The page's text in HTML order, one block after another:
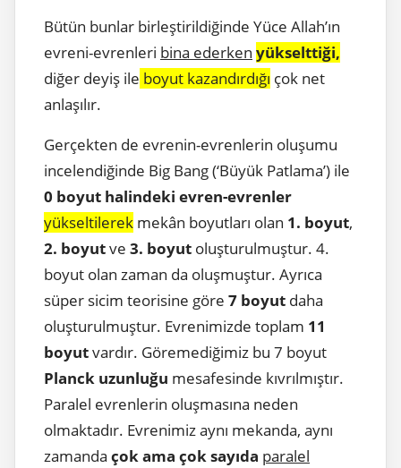
Bütün bunlar birleştirildiğinde Yüce Allah’ın
evreni-evrenleri bina ederken yükselttiği,
diğer deyiş ile boyut kazandırdığı çok net
anlaşılır.
Gerçekten de evrenin-evrenlerin oluşumu
incelendiğinde Big Bang (‘Büyük Patlama’) ile
0 boyut halindeki evren-evrenler
yükseltilerek mekân boyutları olan 1. boyut,
2. boyutve 3. boyut oluşturulmuştur. 4.
boyut olan zaman da oluşmuştur. Ayrıca
süper sicim teorisine göre 7 boyut daha
oluşturulmuştur. Evrenimizde toplam 11
boyutvardır. Göremediğimiz bu 7 boyut
Planck uzunluğu mesafesinde kıvrılmıştır.
Paralel evrenlerin oluşmasına neden
olmaktadır. Evrenimiz aynı mekanda, aynı
zamanda çok ama çok sayıda paralel